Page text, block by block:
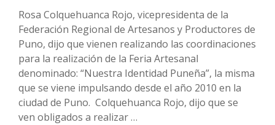
Rosa Colquehuanca Rojo, vicepresidenta de la
Federación Regional de Artesanos y Productores de
Puno, dijo que vienen realizando las coordinaciones
para la realización de la Feria Artesanal
denominado: “Nuestra Identidad Puneña”, la misma
que se viene impulsando desde el año 2010 en la
ciudad de Puno. Colquehuanca Rojo, dijo que se
ven obligados a realizar …